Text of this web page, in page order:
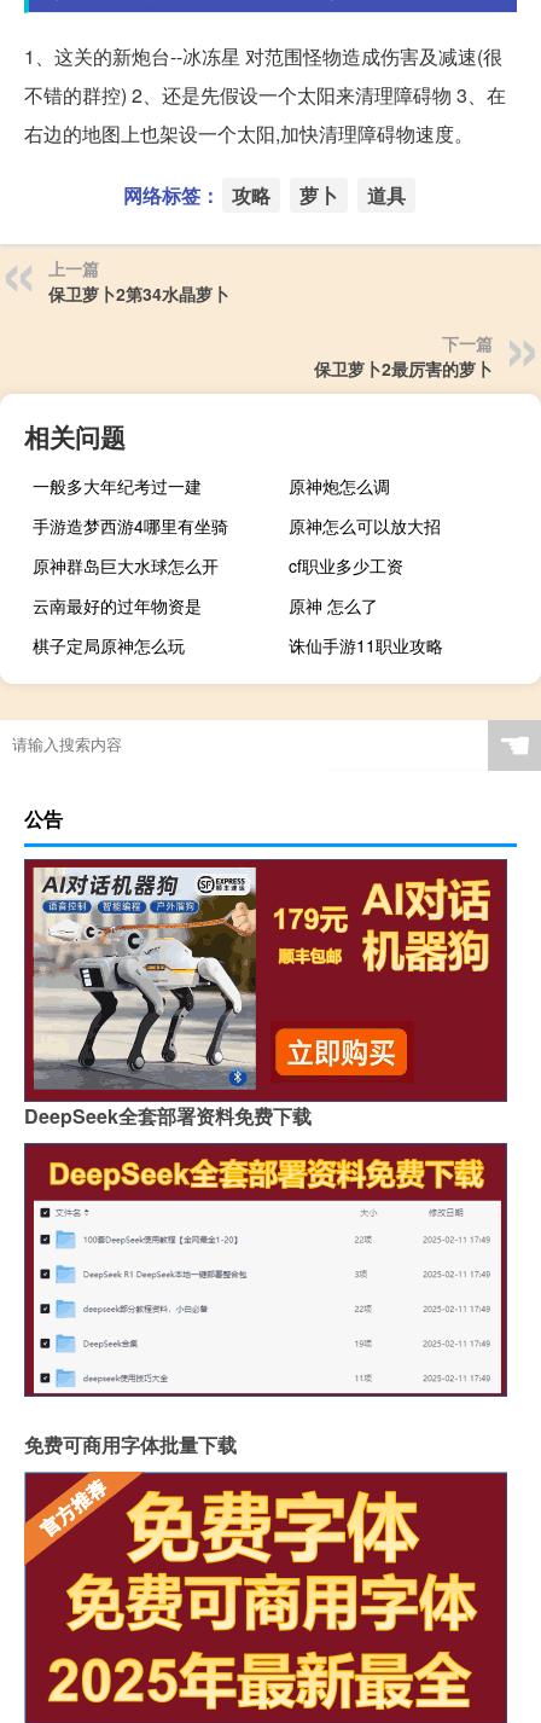
1、这关的新炮台--冰冻星 对范围怪物造成伤害及减速(很
不错的群控) 2、还是先假设一个太阳来清理障碍物 3、在
右边的地图上也架设一个太阳,加快清理障碍物速度。
网络标签： 攻略 萝卜 道具
上一篇
保卫萝卜2第34水晶萝卜
下一篇
保卫萝卜2最厉害的萝卜
相关问题
一般多大年纪考过一建
原神炮怎么调
手游造梦西游4哪里有坐骑
原神怎么可以放大招
原神群岛巨大水球怎么开
cf职业多少工资
云南最好的过年物资是
原神 怎么了
棋子定局原神怎么玩
诛仙手游11职业攻略
☚
公告
DeepSeek全套部署资料免费下载
免费可商用字体批量下载